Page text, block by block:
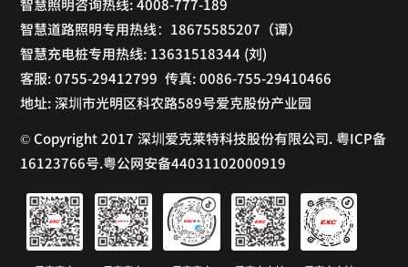
智慧道路照明专用热线：18675585207（谭）
智慧充电桩专用热线: 13631518344 (刘)
客服: 0755-29412799 传真: 0086-755-29410466
地址: 深圳市光明区科农路589号爱克股份产业园
© Copyright 2017 深圳爱克莱特科技股份有限公司. 粤ICP备
16123766号.粤公网安备44031102000919